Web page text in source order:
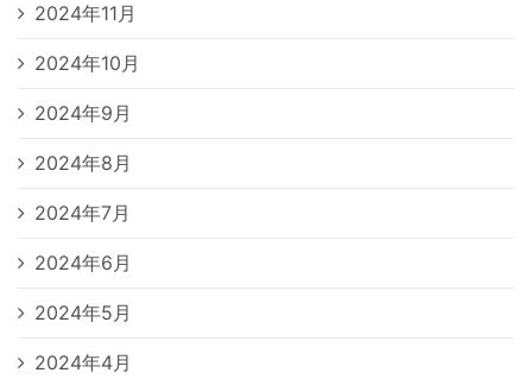
2024年11月
2024年10月
2024年9月
2024年8月
2024年7月
2024年6月
2024年5月
2024年4月